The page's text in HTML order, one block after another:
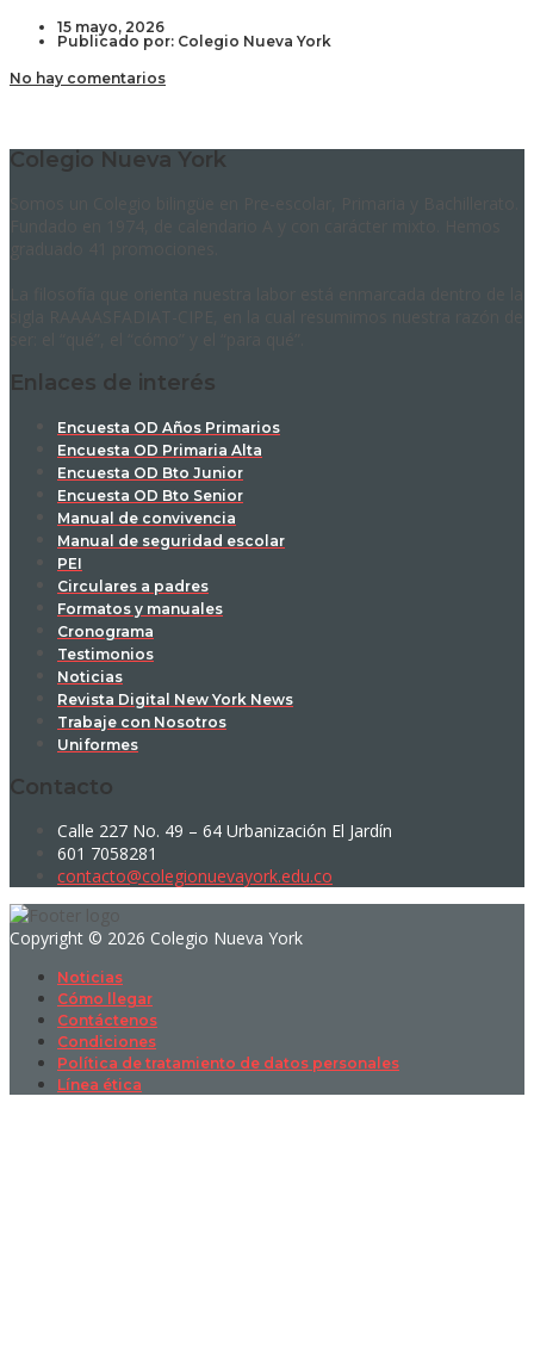
15 mayo, 2026
Publicado por: Colegio Nueva York
No hay comentarios
Colegio Nueva York
Enlaces de interés
Encuesta OD Años Primarios
Encuesta OD Primaria Alta
Encuesta OD Bto Junior
Encuesta OD Bto Senior
Manual de convivencia
Manual de seguridad escolar
PEI
Circulares a padres
Formatos y manuales
Cronograma
Testimonios
Noticias
Revista Digital New York News
Trabaje con Nosotros
Uniformes
Contacto
Calle 227 No. 49 – 64 Urbanización El Jardín
601 7058281
contacto@colegionuevayork.edu.co
Copyright © 2026 Colegio Nueva York
Noticias
Cómo llegar
Contáctenos
Condiciones
Política de tratamiento de datos personales
Línea ética